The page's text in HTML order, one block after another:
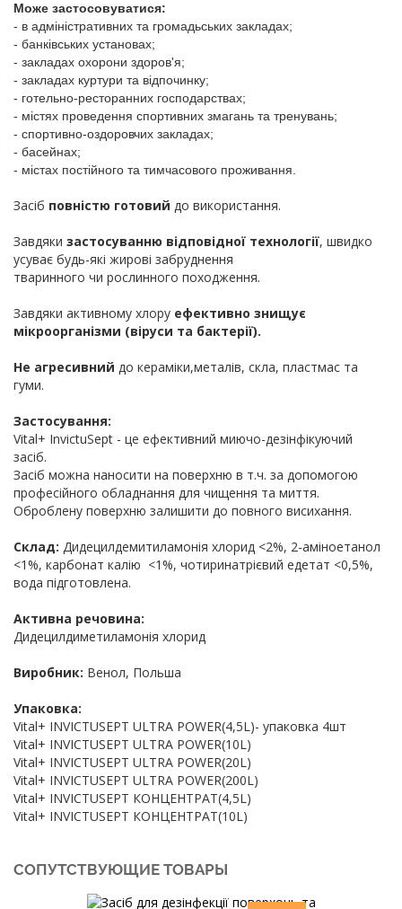
Може застосовуватися:
- в адміністративних та громадьських закладах;
- банківських установах;
- закладах охорони здоров'я;
- закладах куртури та відпочинку;
- готельно-ресторанних господарствах;
- містях проведення спортивних змагань та тренувань;
- спортивно-оздоровчих закладах;
- басейнах;
- містах постійного та тимчасового проживання.
Засіб повністю готовий до використання.
Завдяки застосуванню відповідної технології, швидко
усуває будь-які жирові забруднення
тваринного чи рослинного походження.
Завдяки активному хлору ефективно знищує
мікроорганізми (віруси та бактерії).
Не агресивний до кераміки,металів, скла, пластмас та
гуми.
Застосування:
Vital+ InvictuSept - це ефективний миючо-дезінфікуючий
засіб.
Засіб можна наносити на поверхню в т.ч. за допомогою
професійного обладнання для чищення та миття.
Оброблену поверхню залишити до повного висихання.
Склад: Дидецилдемитиламонія хлорид <2%, 2-аміноетанол
<1%, карбонат калію <1%, чотиринатрієвий едетат <0,5%,
вода підготовлена.
Активна речовина:
Дидецилдиметиламонія хлорид
Виробник: Венол, Польша
Упаковка:
Vital+ INVICTUSEPT ULTRA POWER(4,5L)- упаковка 4шт
Vital+ INVICTUSEPT ULTRA POWER(10L)
Vital+ INVICTUSEPT ULTRA POWER(20L)
Vital+ INVICTUSEPT ULTRA POWER(200L)
Vital+ INVICTUSEPT КОНЦЕНТРАТ(4,5L)
Vital+ INVICTUSEPT КОНЦЕНТРАТ(10L)
СОПУТСТВУЮЩИЕ ТОВАРЫ